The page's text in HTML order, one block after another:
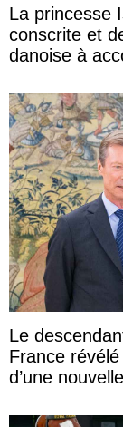
La princesse
conscrite et
danoise à
Le
France
d’une